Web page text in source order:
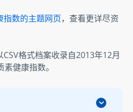
指数的主题网页，查看更详尽资
格式档案收录自2013年12月
健康指数。